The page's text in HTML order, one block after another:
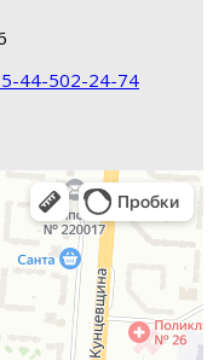
44-502-24-74